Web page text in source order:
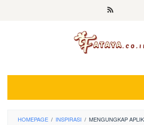
HOMEPAGE / INSPIRASI / MENGUNGKAP